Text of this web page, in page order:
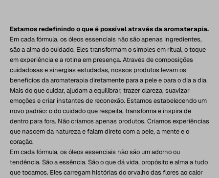
Estamos redefinindo o que é possível através da aromaterapia.
Em cada fórmula, os óleos essenciais não são apenas ingredientes,
são a alma do cuidado. Eles transformam o simples em ritual, o toque
em experiência e a rotina em presença. Através de composições
cuidadosas e sinergias estudadas, nossos produtos levam os
benefícios da aromaterapia diretamente para a pele e para o dia a dia.
Mais do que cuidar, ajudam a equilibrar, trazer clareza, suavizar
emoções e criar instantes de reconexão. Estamos estabelecendo um
novo padrão: o do cuidado que respeita, transforma e inspira de
dentro para fora. Não criamos apenas produtos. Criamos experiências
que nascem da natureza e falam direto com a pele, a mente e o
coração.
Em cada fórmula, os óleos essenciais não são um adorno ou
tendência. São a essência. São o que dá vida, propósito e alma a tudo
que tocamos. Eles carregam histórias do orvalho das flores ao calor